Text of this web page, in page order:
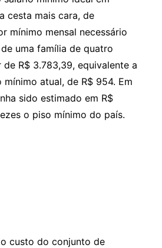
cesta mais cara, de
mínimo mensal necessário
uma família de quatro
de R$ 3.783,39, equivalente a
atual, de R$ 954. Em
sido estimado em R$
o piso mínimo do país.
custo do conjunto de